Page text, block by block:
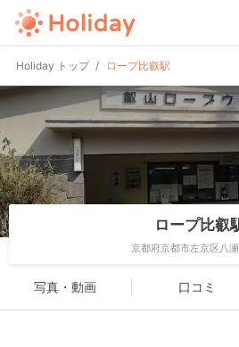
Holiday トップ ロープ比叡駅
ロープ比叡
京都府京都市左京区八
写真・動画 口コミ